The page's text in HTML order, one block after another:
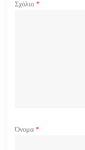
Σχόλιο *
Όνομα *